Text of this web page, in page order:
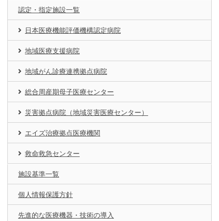
認定・指定施設一覧
日本医療機能評価機構認定病院
地域医療支援病院
地域がん診療連携拠点病院
総合周産期母子医療センター
災害拠点病院（地域災害医療センター）
エイズ治療拠点医療機関
救命救急センター
施設基準一覧
個人情報保護方針
先進的な医療機器・技術の導入